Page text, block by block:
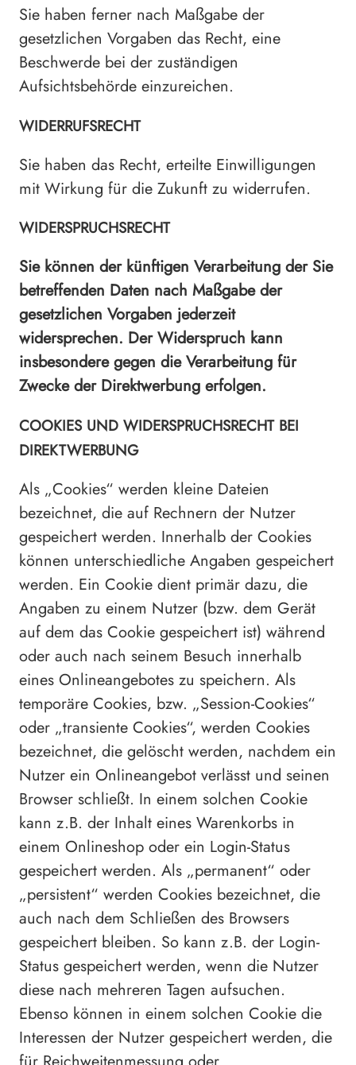
Sie haben ferner nach Maßgabe der
gesetzlichen Vorgaben das Recht, eine
Beschwerde bei der zuständigen
Aufsichtsbehörde einzureichen.
WIDERRUFSRECHT
Sie haben das Recht, erteilte Einwilligungen
mit Wirkung für die Zukunft zu widerrufen.
WIDERSPRUCHSRECHT
Sie können der künftigen Verarbeitung der Sie
betreffenden Daten nach Maßgabe der
gesetzlichen Vorgaben jederzeit
widersprechen. Der Widerspruch kann
insbesondere gegen die Verarbeitung für
Zwecke der Direktwerbung erfolgen.
COOKIES UND WIDERSPRUCHSRECHT BEI
DIREKTWERBUNG
Als „Cookies“ werden kleine Dateien
bezeichnet, die auf Rechnern der Nutzer
gespeichert werden. Innerhalb der Cookies
können unterschiedliche Angaben gespeichert
werden. Ein Cookie dient primär dazu, die
Angaben zu einem Nutzer (bzw. dem Gerät
auf dem das Cookie gespeichert ist) während
oder auch nach seinem Besuch innerhalb
eines Onlineangebotes zu speichern. Als
temporäre Cookies, bzw. „Session-Cookies“
oder „transiente Cookies“, werden Cookies
bezeichnet, die gelöscht werden, nachdem ein
Nutzer ein Onlineangebot verlässt und seinen
Browser schließt. In einem solchen Cookie
kann z.B. der Inhalt eines Warenkorbs in
einem Onlineshop oder ein Login-Status
gespeichert werden. Als „permanent“ oder
„persistent“ werden Cookies bezeichnet, die
auch nach dem Schließen des Browsers
gespeichert bleiben. So kann z.B. der Login-
Status gespeichert werden, wenn die Nutzer
diese nach mehreren Tagen aufsuchen.
Ebenso können in einem solchen Cookie die
Interessen der Nutzer gespeichert werden, die